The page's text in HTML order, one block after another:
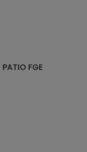
FGE